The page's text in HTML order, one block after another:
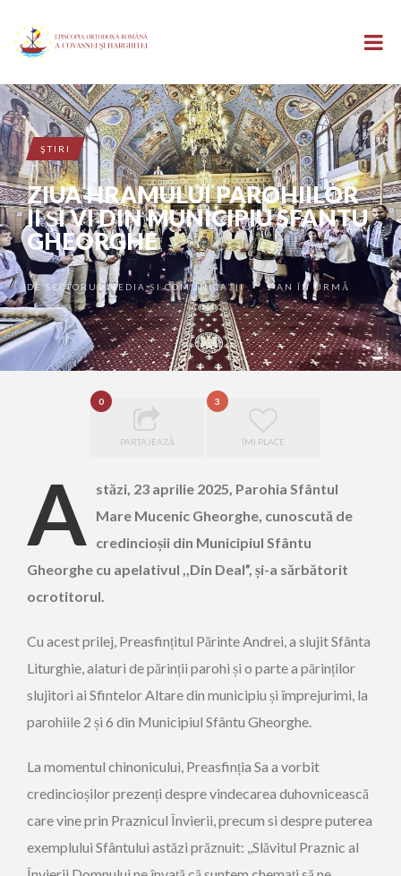
ŞTIRI
ZIUA HRAMULUI PAROHIILOR
II ȘI VI DIN MUNICIPIU SFANTU
GHEORGHE
DE SECTORUL MEDIA ȘI COMUNICAȚII •1 AN ÎN URMĂ
0
PARTAJEAZĂ
3
ÎMI PLACE
A
stăzi, 23 aprilie 2025, Parohia Sfântul
Mare Mucenic Gheorghe, cunoscută de
credincioșii din Municipiul Sfântu
Gheorghe cu apelativul ,,Din Deal”, și-a sărbătorit
ocrotitorul.
Cu acest prilej, Preasfințitul Părinte Andrei, a slujit Sfânta
Liturghie, alaturi de părinții parohi și o parte a părinților
slujitori ai Sfintelor Altare din municipiu și împrejurimi, la
parohiile 2 și 6 din Municipiul Sfântu Gheorghe.
La momentul chinonicului, Preasfinția Sa a vorbit
credincioșilor prezenți despre vindecarea duhovnicească
care vine prin Praznicul Învierii, precum si despre puterea
exemplului Sfântului astăzi prăznuit: ,,Slăvitul Praznic al